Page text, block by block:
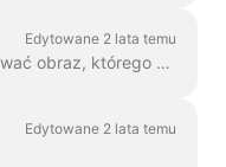
Edytowane 2 lata temu
W Wave.video możesz animować obraz, którego używasz jako tła. Dzięki temu Twoje filmy zyskają świeży i bardziej angażujący wygląd. Aby animować tło...
Edytowane 2 lata temu